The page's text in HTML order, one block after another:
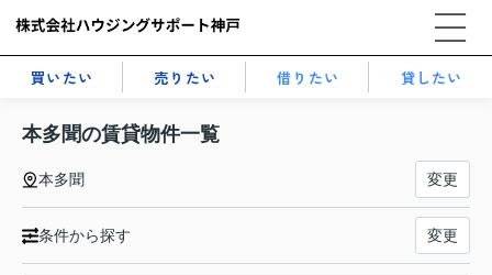
買いたい 売りたい 借りたい 貸したい
本多聞の賃貸物件一覧
本多聞 変更
条件から探す 変更